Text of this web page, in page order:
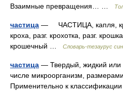
Взаимные превращения… …
частица — ЧАСТИЦА, капля,
кроха, разг. крохотка, разг.
крошечный …
Словарь-тезаурус
частица — Твердый, жидкий или
числе микроорганизм,
Применительно к